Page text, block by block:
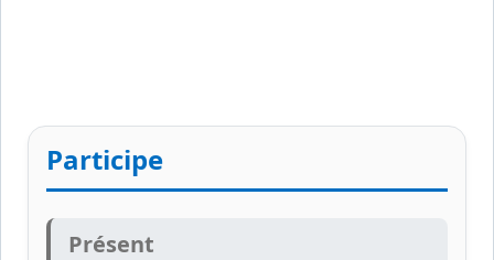
Participe
Présent